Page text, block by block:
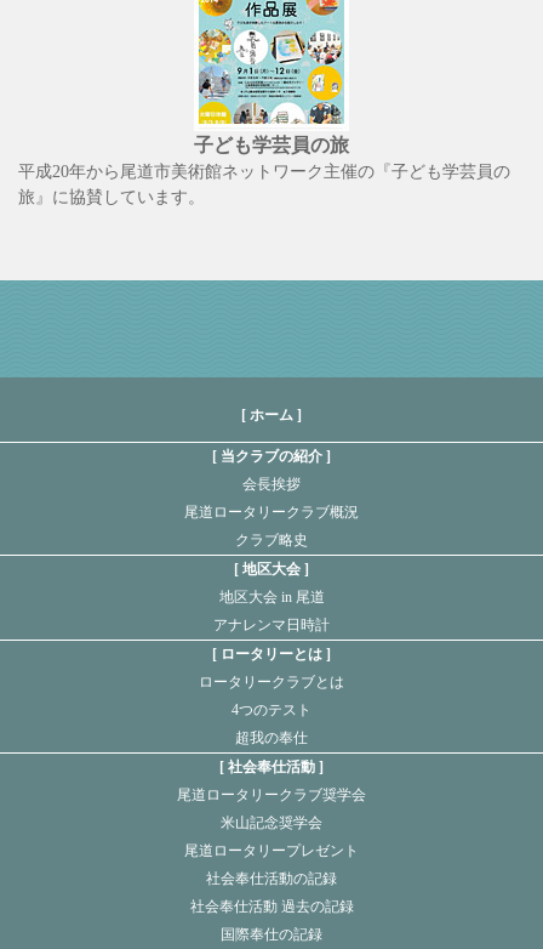
子ども学芸員の旅
平成20年から尾道市美術館ネットワーク主催の『子ども学芸員の
旅』に協賛しています。
[ ホーム ]
当クラブの紹介
会長挨拶
尾道ロータリークラブ概況
クラブ略史
地区大会
地区大会 in 尾道
アナレンマ日時計
ロータリーとは
ロータリークラブとは
4つのテスト
超我の奉仕
社会奉仕活動
尾道ロータリークラブ奨学会
米山記念奨学会
尾道ロータリープレゼント
社会奉仕活動の記録
社会奉仕活動 過去の記録
国際奉仕の記録